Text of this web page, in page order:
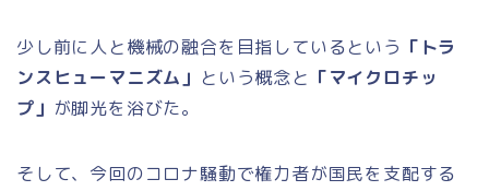
少し前に人と機械の融合を目指しているという 「トラ
ンスヒューマニズム」 という概念と 「マイクロチッ
プ」 が脚光を浴びた。
そして、今回のコロナ騒動で権力者が国民を支配する